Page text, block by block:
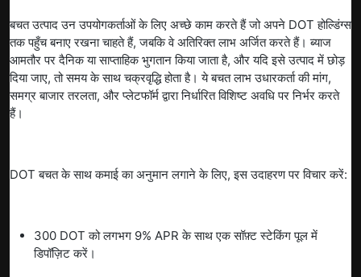
बचत उत्पाद उन उपयोगकर्ताओं के लिए अच्छे काम करते हैं जो अपने DOT होल्डिंग्स
तक पहुँच बनाए रखना चाहते हैं, जबकि वे अतिरिक्त लाभ अर्जित करते हैं। ब्याज
आमतौर पर दैनिक या साप्ताहिक भुगतान किया जाता है, और यदि इसे उत्पाद में छोड़
दिया जाए, तो समय के साथ चक्रवृद्धि होता है। ये बचत लाभ उधारकर्ता की मांग,
समग्र बाजार तरलता, और प्लेटफॉर्म द्वारा निर्धारित विशिष्ट अवधि पर निर्भर करते
हैं।
DOT बचत के साथ कमाई का अनुमान लगाने के लिए, इस उदाहरण पर विचार करें:
300 DOT को लगभग 9% APR के साथ एक सॉफ़्ट स्टेकिंग पूल में
डिपॉज़िट करें।